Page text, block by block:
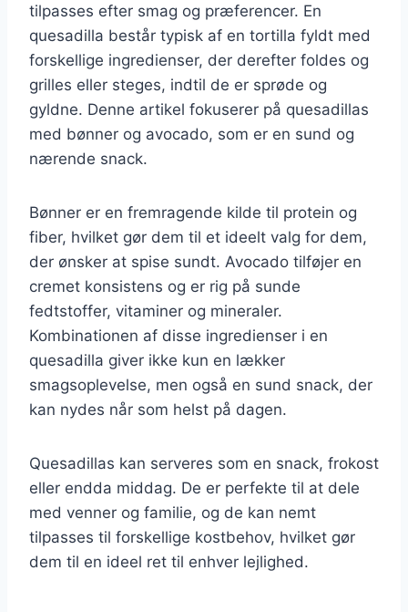
tilpasses efter smag og præferencer. En
quesadilla består typisk af en tortilla fyldt med
forskellige ingredienser, der derefter foldes og
grilles eller steges, indtil de er sprøde og
gyldne. Denne artikel fokuserer på quesadillas
med bønner og avocado, som er en sund og
nærende snack.
Bønner er en fremragende kilde til protein og
fiber, hvilket gør dem til et ideelt valg for dem,
der ønsker at spise sundt. Avocado tilføjer en
cremet konsistens og er rig på sunde
fedtstoffer, vitaminer og mineraler.
Kombinationen af disse ingredienser i en
quesadilla giver ikke kun en lækker
smagsoplevelse, men også en sund snack, der
kan nydes når som helst på dagen.
Quesadillas kan serveres som en snack, frokost
eller endda middag. De er perfekte til at dele
med venner og familie, og de kan nemt
tilpasses til forskellige kostbehov, hvilket gør
dem til en ideel ret til enhver lejlighed.